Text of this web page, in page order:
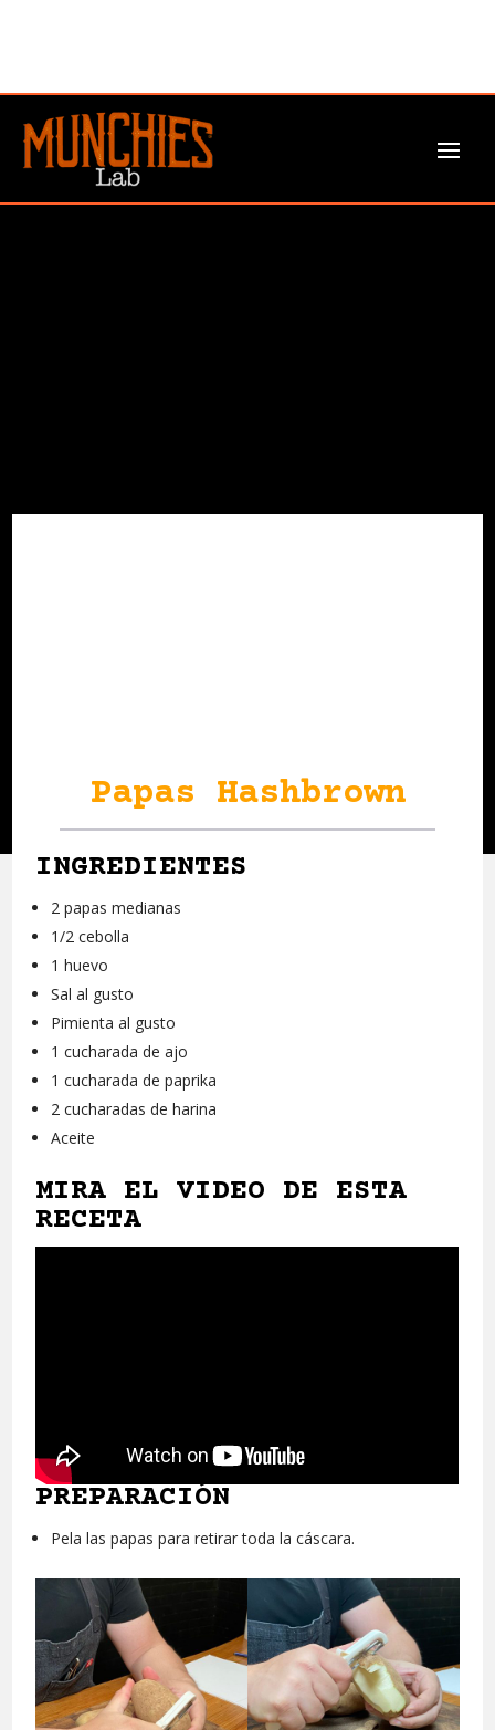
Papas Hashbrown
INGREDIENTES
2 papas medianas
1/2 cebolla
1 huevo
Sal al gusto
Pimienta al gusto
1 cucharada de ajo
1 cucharada de paprika
2 cucharadas de harina
Aceite
MIRA EL VIDEO DE ESTA
RECETA
PREPARACIÓN
Pela las papas para retirar toda la cáscara.